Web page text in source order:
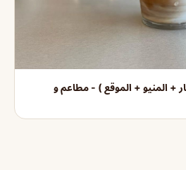
+ المنيو + الموقع ) - مطاعم و